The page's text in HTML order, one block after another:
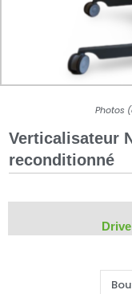
Photos
Verticalisateur
reconditionné